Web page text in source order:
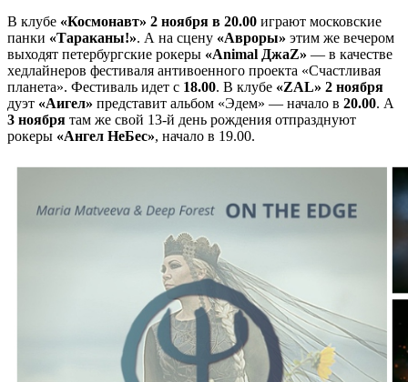
В клубе «Космонавт» 2 ноября в 20.00 играют московские
панки «Тараканы!». А на сцену «Авроры» этим же вечером
выходят петербургские рокеры «Animal ДжаZ» — в качестве
хедлайнеров фестиваля антивоенного проекта «Счастливая
планета». Фестиваль идет с 18.00. В клубе «ZAL» 2 ноября
дуэт «Аигел» представит альбом «Эдем» — начало в 20.00. А
3 ноября там же свой 13-й день рождения отпразднуют
рокеры «Ангел НеБес», начало в 19.00.